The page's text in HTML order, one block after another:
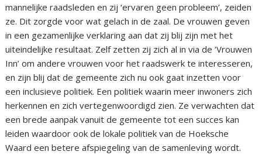
mannelijke raadsleden en zij ‘ervaren geen probleem’, zeiden
ze. Dit zorgde voor wat gelach in de zaal. De vrouwen geven
in een gezamenlijke verklaring aan dat zij blij zijn met het
uiteindelijke resultaat. Zelf zetten zij zich al in via de ‘Vrouwen
Inn’ om andere vrouwen voor het raadswerk te interesseren,
en zijn blij dat de gemeente zich nu ook gaat inzetten voor
een inclusieve politiek. Een politiek waarin meer inwoners zich
herkennen en zich vertegenwoordigd zien. Ze verwachten dat
een brede aanpak vanuit de gemeente tot een succes kan
leiden waardoor ook de lokale politiek van de Hoeksche
Waard een betere afspiegeling van de samenleving wordt.